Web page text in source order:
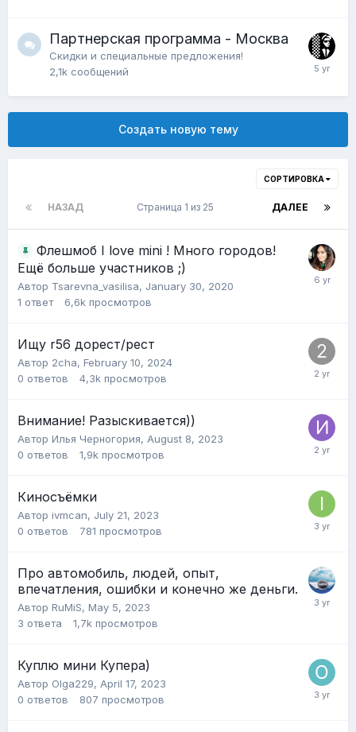
Партнерская программа - Москва
Скидки и специальные предложения!
2,1k сообщений
Создать новую тему
СОРТИРОВКА
НАЗАД ДАЛЕЕ
Страница 1 из 25
Флешмоб I love mini ! Много городов!
Ещё больше участников ;)
Автор Tsarevna_vasilisa, January 30, 2020
1 ответ 6,6k просмотров
Ищу r56 дорест/рест
Автор 2cha, February 10, 2024
0 ответов 4,3k просмотров
Внимание! Разыскивается))
Автор Илья Черногория, August 8, 2023
0 ответов 1,9k просмотров
Киносъёмки
Автор ivmcan, July 21, 2023
0 ответов 781 просмотров
Про автомобиль, людей, опыт,
впечатления, ошибки и конечно же деньги.
Автор RuMiS, May 5, 2023
3 ответа 1,7k просмотров
Куплю мини Купера)
Автор Olga229, April 17, 2023
0 ответов 807 просмотров